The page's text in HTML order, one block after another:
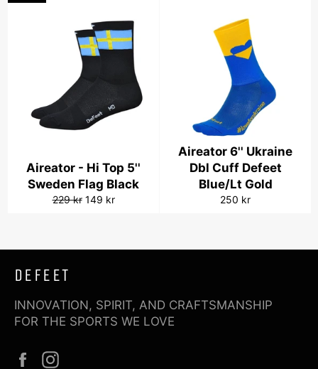
Aireator - Hi Top 5''
Sweden Flag Black
Vanlig
229 kr Salgspris
149 kr
Aireator 6'' Ukraine
Dbl Cuff Defeet
Blue/Lt Gold
Vanlig
250 kr
DEFEET
INNOVATION, SPIRIT, AND CRAFTSMANSHIP
FOR THE SPORTS WE LOVE
Facebook